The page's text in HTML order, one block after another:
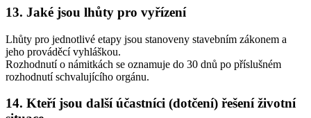
13. Jaké jsou lhůty pro vyřízení
Lhůty pro jednotlivé etapy jsou stanoveny stavebním zákonem a
jeho prováděcí vyhláškou.
Rozhodnutí o námitkách se oznamuje do 30 dnů po příslušném
rozhodnutí schvalujícího orgánu.
14. Kteří jsou další účastníci (dotčení) řešení životní